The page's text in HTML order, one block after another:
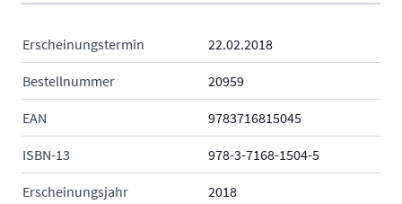
Erscheinungstermin 22.02.2018
Bestellnummer 20959
EAN 9783716815045
ISBN-13 978-3-7168-1504-5
Erscheinungsjahr 2018